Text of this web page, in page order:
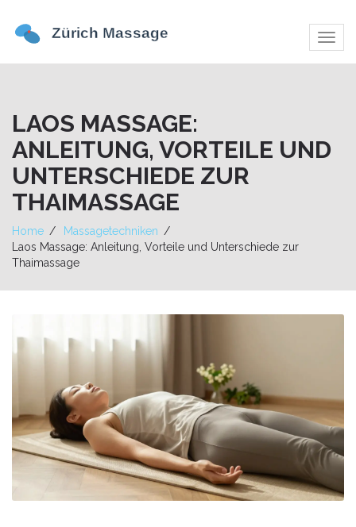
LAOS MASSAGE:
ANLEITUNG, VORTEILE UND
UNTERSCHIEDE ZUR
THAIMASSAGE
Home
Massagetechniken
Laos Massage: Anleitung, Vorteile und Unterschiede zur
Thaimassage